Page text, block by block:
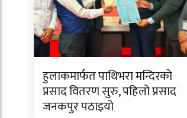
हुलाकमार्फत पाथिभरा मन्दिरको
प्रसाद वितरण सुरु, पहिलो प्रसाद
जनकपुर पठाइयो